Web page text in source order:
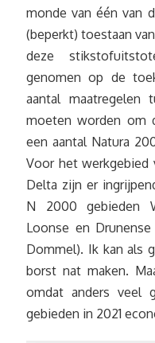
monde van één van
(beperkt) toestaan
deze
genomen op de
aantal maatregelen
moeten worden om
een aantal Natura
Voor het werkgebied
Delta zijn er
N 2000 gebieden
Loonse en
Dommel). Ik kan als
borst nat maken.
omdat anders veel
gebieden in 2021